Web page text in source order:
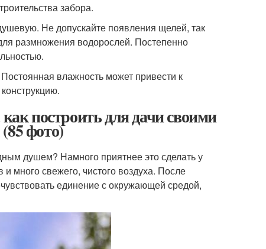
забора.
Не допускайте появления щелей, так
размножения водорослей. Постепенно
влажность может привести к
построить для дачи своими
фото)
душем? Намного приятнее это сделать у
и много свежего, чистого воздуха. После
единение с окружающей средой,